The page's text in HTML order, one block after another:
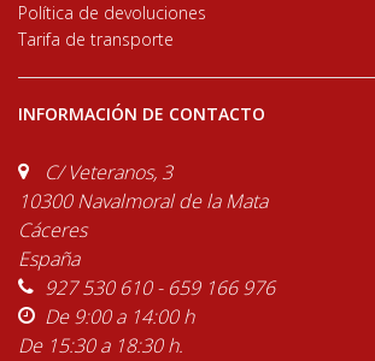
Política de devoluciones
Tarifa de transporte
INFORMACIÓN DE CONTACTO
C/ Veteranos, 3
10300 Navalmoral de la Mata
Cáceres
España
927 530 610 - 659 166 976
De 9:00 a 14:00 h
De 15:30 a 18:30 h.